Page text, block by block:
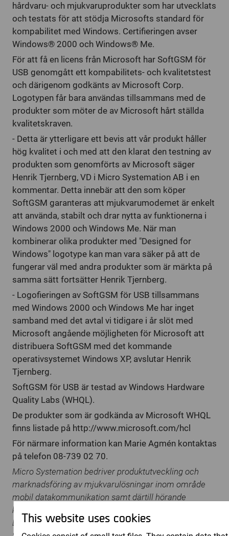
hårdvaru- och mjukvaruprodukter som har utvecklats
och testats för att stödja Microsofts standard för
kompabilitet med Windows. Certifieringen avser
Windows® 2000 och Windows® Me.
För att få en licens från Microsoft har SoftGSM för
USB genomgått ett kompabilitets- och kvalitetstest
och därigenom godkänts av Microsoft Corp.
Logotypen får bara användas tillsammans med de
produkter som möter de av Microsoft hårt ställda
kvalitetskraven.
- Detta är ytterligare ett bevis att vår produkt håller
hög kvalitet i och med att den klarat den testning av
produkten som genomförts av Microsoft säger
Henrik Tjernberg, VD i Micro Systemation AB i en
kommentar. Detta innebär att den som köper
SoftGSM garanteras att mjukvarumodemet är enkelt
att använda, stabilt och drar nytta av funktionerna i
Windows 2000 och Windows Me. När man
kombinerar olika produkter med "Designed for
Windows" logotype kan man vara säker på att de
fungerar väl med andra produkter som är märkta på
samma sätt fortsätter Henrik Tjernberg.
- Logofieringen av SoftGSM för USB tillsammans
med Windows 2000 och Windows Me har inget
samband med det avtal vi tidigare i år slöt med
Microsoft angående möjligheten för Microsoft att
distribuera SoftGSM med det kommande
operativsystemet Windows XP, avslutar Henrik
Tjernberg.
SoftGSM för USB är testad av Windows Hardware
Quality Labs (WHQL).
De produkter som är godkända av Microsoft WHQL
finns listade på http://www.microsoft.com/hcl
För närmare information kan Marie Agmén kontaktas
på telefon 08-739 02 70.
Micro Systemation bedriver produktutveckling och
marknadsföring av mjukvarulösningar inom område
mobil datakommunikation samt därtill hörande
konsultverksamhet. I november 1998 lanserade
Bolaget den helt egenutvecklade produkten SoftGSM.
This website uses cookies